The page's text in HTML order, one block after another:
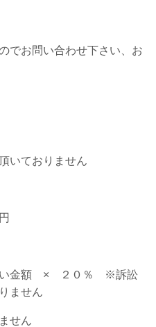
でお問い合わせ下さい、お
いておりません
い金額 × ２０％ ※訴訟
ません
せん